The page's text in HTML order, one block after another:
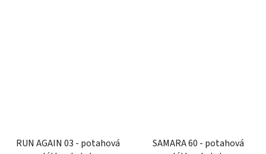
RUN AGAIN 03 - potahová
SAMARA 60 - potahová